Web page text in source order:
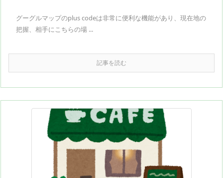
グーグルマップのplus codeは非常に便利な機能があり、現在地の
把握、相手にこちらの場 ...
記事を読む